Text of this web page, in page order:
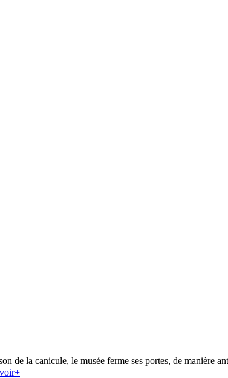
de la canicule, le musée ferme ses portes, de manière
+